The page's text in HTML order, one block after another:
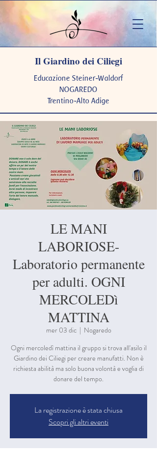
Il Giardino dei Ciliegi
Educazione Steiner-Waldorf
NOGAREDO
Trentino-Alto Adige
LE MANI
LABORIOSE-
Laboratorio permanente
per adulti. OGNI
MERCOLEDì
MATTINA
mer 03 dic
  |
Nogaredo
Ogni mercoledì mattina il gruppo si trova all'asilo il
Giardino dei Ciliegi per creare manufatti. Non è
richiesta abilità ma solo buona volontà e voglia di
donare del tempo.
La registrazione è stata chiusa
Scopri gli altri eventi